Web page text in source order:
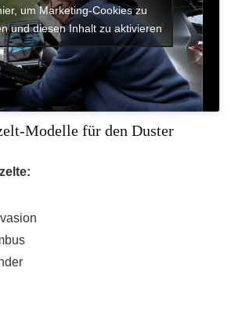
um Marketing-Cookies zu
und diesen Inhalt zu aktivieren
Modelle für den Duster